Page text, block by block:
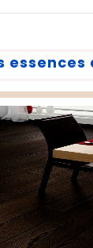
essences